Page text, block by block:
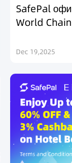
SafePal
World Chain
Dec 19,2025